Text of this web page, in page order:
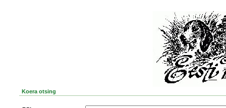
Koera otsing